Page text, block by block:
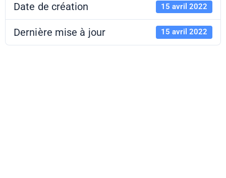
Date de création 15 avril 2022
Dernière mise à jour 15 avril 2022